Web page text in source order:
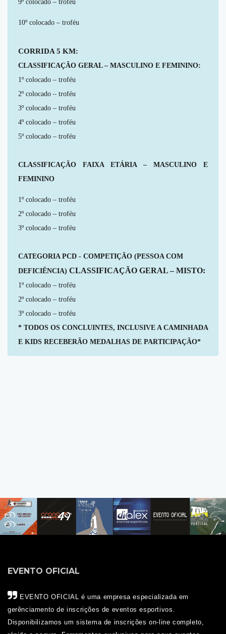
9º colocado – troféu
10º colocado – troféu
CORRIDA 5 KM:
CLASSIFICAÇÃO GERAL – MASCULINO E FEMININO:
1º colocado – troféu
2º colocado – troféu
3º colocado – troféu
4º colocado – troféu
5º colocado – troféu
CLASSIFICAÇÃO FAIXA ETÁRIA – MASCULINO E
FEMININO
1º colocado – troféu
2º colocado – troféu
3º colocado – troféu
CATEGORIA PCD - COMPETIÇÃO (PESSOA COM
DEFICIÊNCIA) CLASSIFICAÇÃO GERAL – MISTO:
1º colocado – troféu
2º colocado – troféu
3º colocado – troféu
* TODOS OS CONCLUINTES, INCLUSIVE A CAMINHADA
E KIDS RECEBERÃO MEDALHAS DE PARTICIPAÇÃO*
EVENTO OFICIAL
EVENTO OFICIAL é uma empresa especializada em
gerênciamento de inscrições de eventos esportivos.
Disponibilizamos um sistema de inscrições on-line completo,